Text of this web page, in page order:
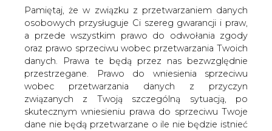
Pamiętaj, że w związku z przetwarzaniem danych
osobowych przysługuje Ci szereg gwarancji i praw,
a przede wszystkim prawo do odwołania zgody
oraz prawo sprzeciwu wobec przetwarzania Twoich
danych. Prawa te będą przez nas bezwzględnie
przestrzegane. Prawo do wniesienia sprzeciwu
wobec przetwarzania danych z przyczyn
związanych z Twoją szczególną sytuacją, po
skutecznym wniesieniu prawa do sprzeciwu Twoje
dane nie będą przetwarzane o ile nie będzie istnieć
Umowy PPA i cPPA: klucz do
efektywności energetycznej i
redukcji emisji